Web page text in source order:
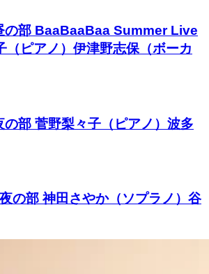
の部 BaaBaaBaa Summer Live
（ピアノ）伊津野志保（ボーカ
部 菅野梨々子（ピアノ）波多
の部 神田さやか（ソプラノ）谷